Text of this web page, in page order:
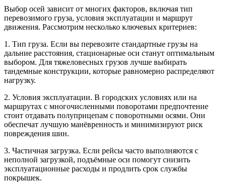
Выбор осей зависит от многих факторов, включая тип
перевозимого груза, условия эксплуатации и маршрут
движения. Рассмотрим несколько ключевых критериев:
1. Тип груза. Если вы перевозите стандартные грузы на
дальние расстояния, стационарные оси станут оптимальным
выбором. Для тяжеловесных грузов лучше выбирать
тандемные конструкции, которые равномерно распределяют
нагрузку.
2. Условия эксплуатации. В городских условиях или на
маршрутах с многочисленными поворотами предпочтение
стоит отдавать полуприцепам с поворотными осями. Они
обеспечат лучшую манёвренность и минимизируют риск
повреждения шин.
3. Частичная загрузка. Если рейсы часто выполняются с
неполной загрузкой, подъёмные оси помогут снизить
эксплуатационные расходы и продлить срок службы
покрышек.